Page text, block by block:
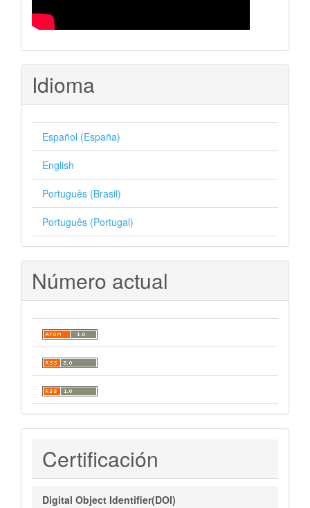
Idioma
Español (España)
English
Português (Brasil)
Português (Portugal)
Número actual
Certificaciones
Certificación
Digital Object Identifier(DOI)